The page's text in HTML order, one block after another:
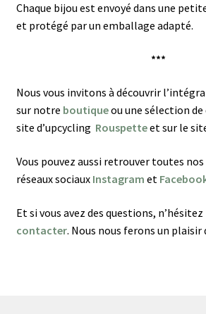
Chaque bijou est envoyé dans une
et protégé par un emballage adapté.
***
Nous vous invitons à découvrir
sur notre boutiqueou une sélection de
site d’upcycling Rouspetteet sur le
Vous pouvez aussi retrouver toutes
réseaux sociaux Instagram et
Et si vous avez des questions, n’hésitez
contacter. Nous nous ferons un plaisir